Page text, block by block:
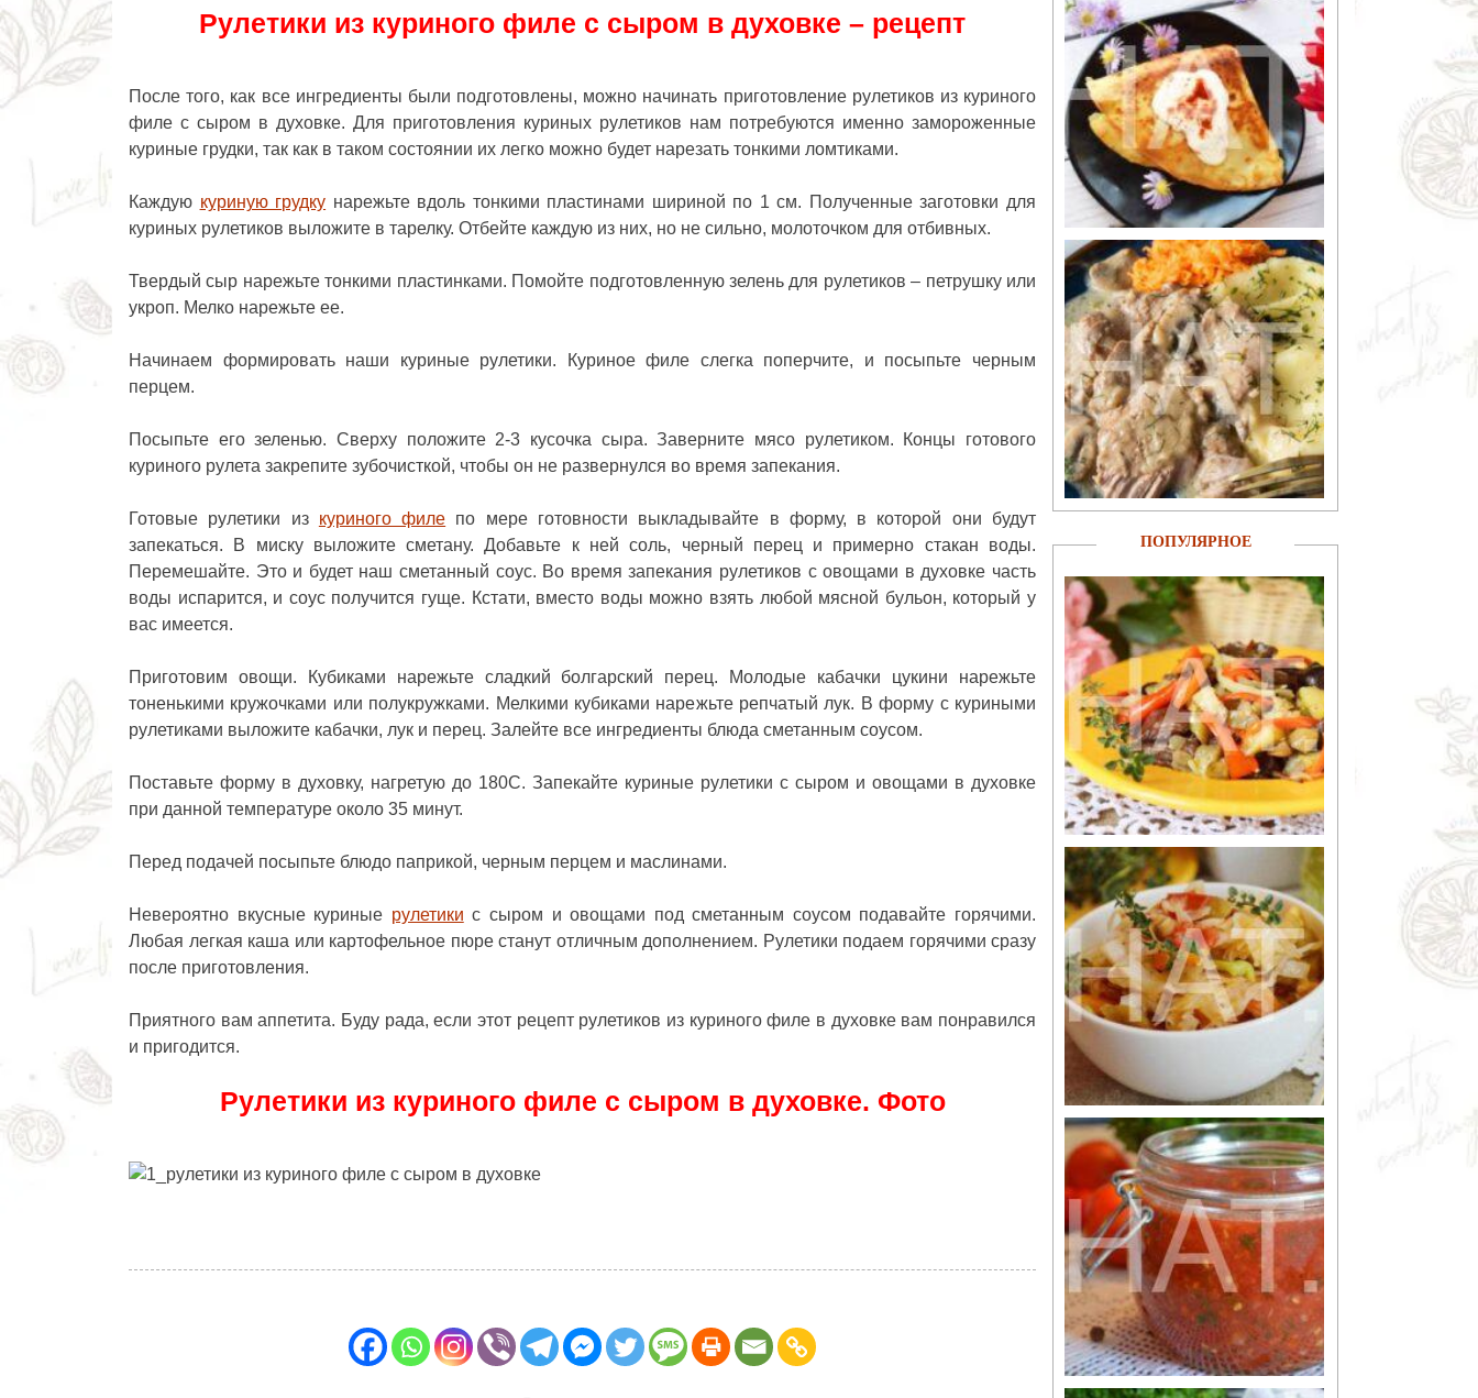
Рулетики из куриного филе с сыром в духовке – рецепт
После того, как все ингредиенты были подготовлены, можно начинать приготовление рулетиков из куриного
филе с сыром в духовке. Для приготовления куриных рулетиков нам потребуются именно замороженные
куриные грудки, так как в таком состоянии их легко можно будет нарезать тонкими ломтиками.
Каждую куриную грудку нарежьте вдоль тонкими пластинами шириной по 1 см. Полученные заготовки для
куриных рулетиков выложите в тарелку. Отбейте каждую из них, но не сильно, молоточком для отбивных.
Твердый сыр нарежьте тонкими пластинками. Помойте подготовленную зелень для рулетиков – петрушку или
укроп. Мелко нарежьте ее.
Начинаем формировать наши куриные рулетики. Куриное филе слегка поперчите, и посыпьте черным
перцем.
Посыпьте его зеленью. Сверху положите 2-3 кусочка сыра. Заверните мясо рулетиком. Концы готового
куриного рулета закрепите зубочисткой, чтобы он не развернулся во время запекания.
Готовые рулетики из куриного филе по мере готовности выкладывайте в форму, в которой они будут
запекаться. В миску выложите сметану. Добавьте к ней соль, черный перец и примерно стакан воды.
Перемешайте. Это и будет наш сметанный соус. Во время запекания рулетиков с овощами в духовке часть
воды испарится, и соус получится гуще. Кстати, вместо воды можно взять любой мясной бульон, который у
вас имеется.
Приготовим овощи. Кубиками нарежьте сладкий болгарский перец. Молодые кабачки цукини нарежьте
тоненькими кружочками или полукружками. Мелкими кубиками нарежьте репчатый лук. В форму с куриными
рулетиками выложите кабачки, лук и перец. Залейте все ингредиенты блюда сметанным соусом.
Поставьте форму в духовку, нагретую до 180С. Запекайте куриные рулетики с сыром и овощами в духовке
при данной температуре около 35 минут.
Перед подачей посыпьте блюдо паприкой, черным перцем и маслинами.
Невероятно вкусные куриные рулетики с сыром и овощами под сметанным соусом подавайте горячими.
Любая легкая каша или картофельное пюре станут отличным дополнением. Рулетики подаем горячими сразу
после приготовления.
Приятного вам аппетита. Буду рада, если этот рецепт рулетиков из куриного филе в духовкевам понравился
и пригодится.
Рулетики из куриного филе с сыром в духовке. Фото
ПОПУЛЯРНОЕ